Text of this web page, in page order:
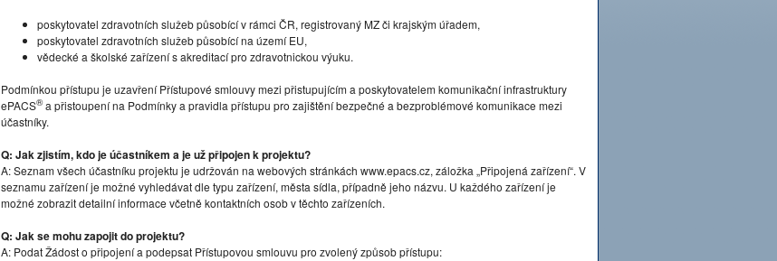
poskytovatel zdravotních služeb působící v rámci ČR, registrovaný MZ či krajským úřadem,
poskytovatel zdravotních služeb působící na území EU,
vědecké a školské zařízení s akreditací pro zdravotnickou výuku.
Podmínkou přístupu je uzavření Přístupové smlouvy mezi přistupujícím a poskytovatelem komunikační infrastruktury
ePACS®a přistoupení na Podmínky a pravidla přístupu pro zajištění bezpečné a bezproblémové komunikace mezi
účastníky.
Q: Jak zjistím, kdo je účastníkem a je už připojen k projektu?
A: Seznam všech účastníku projektu je udržován na webových stránkách www.epacs.cz, záložka „Připojená zařízení“. V
seznamu zařízení je možné vyhledávat dle typu zařízení, města sídla, případně jeho názvu. U každého zařízení je
možné zobrazit detailní informace včetně kontaktních osob v těchto zařízeních.
Q: Jak se mohu zapojit do projektu?
A: Podat Žádost o připojení a podepsat Přístupovou smlouvu pro zvolený způsob přístupu: